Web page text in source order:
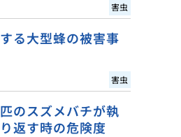
害虫
る大型蜂の被害事
害虫
のスズメバチが執
返す時の危険度